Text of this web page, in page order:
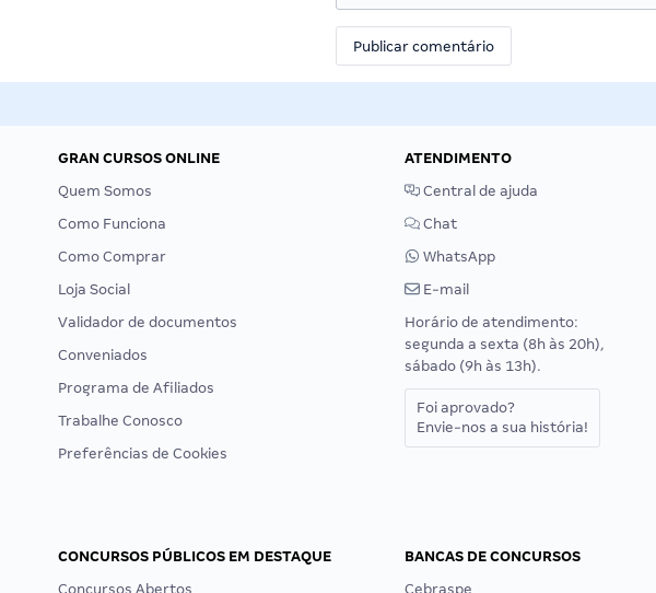
GRAN CURSOS ONLINE
Quem Somos
Como Funciona
Como Comprar
Loja Social
Validador de documentos
Conveniados
Programa de Afiliados
Trabalhe Conosco
Preferências de Cookies
ATENDIMENTO
Central de ajuda
Chat
WhatsApp
E-mail
Horário de atendimento:
segunda a sexta (8h às 20h),
sábado (9h às 13h).
Foi aprovado?
Envie-nos a sua história!
CONCURSOS PÚBLICOS EM DESTAQUE
Concursos Abertos
BANCAS DE CONCURSOS
Cebraspe